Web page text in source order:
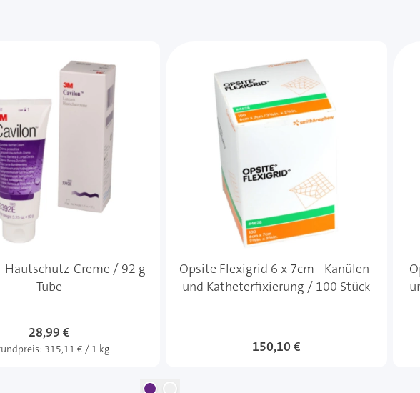
Hautschutz-Creme / 92 g
Tube
28,99 €
315,11 € / 1 kg
Opsite Flexigrid 6 x 7cm - Kanülen-
und Katheterfixierung / 100 Stück
150,10 €